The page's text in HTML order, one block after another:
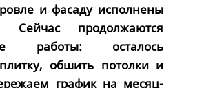
и фасаду исполнены
Сейчас продолжаются
работы: осталось
обшить потолки и
график на месяц-